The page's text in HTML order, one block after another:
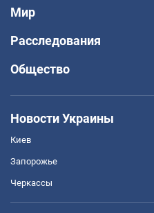
Мир
Расследования
Общество
Новости Украины
Киев
Запорожье
Черкассы